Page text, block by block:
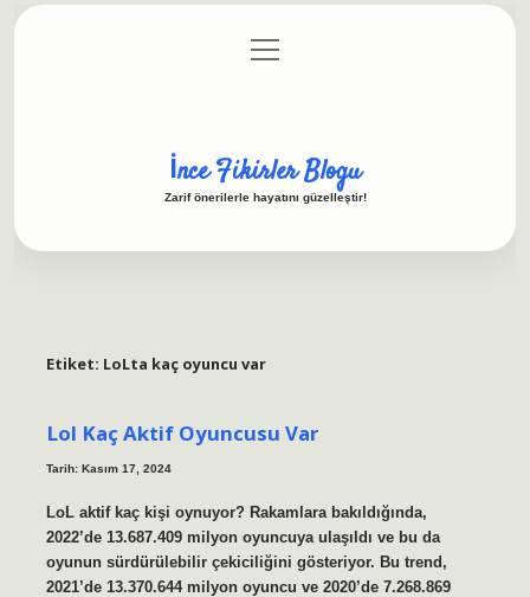
Gizlilik Politikası
menüyü
aç
İnce Fikirler Blogu
Zarif önerilerle hayatını güzelleştir!
Etiket: LoLta kaç oyuncu var
Lol Kaç Aktif Oyuncusu Var
Tarih: Kasım 17, 2024
LoL aktif kaç kişi oynuyor? Rakamlara bakıldığında,
2022’de 13.687.409 milyon oyuncuya ulaşıldı ve bu da
oyunun sürdürülebilir çekiciliğini gösteriyor. Bu trend,
2021’de 13.370.644 milyon oyuncu ve 2020’de 7.268.869